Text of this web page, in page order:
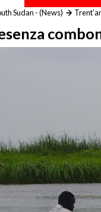
Sudan - (News)